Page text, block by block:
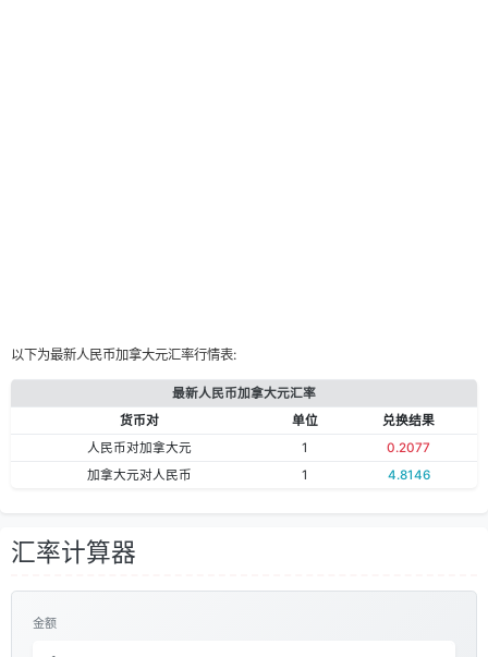
以下为最新人民币加拿大元汇率行情表:
最新人民币加拿大元汇率
货币对
单位
兑换结果
人民币对加拿大元
1
0.2077
加拿大元对人民币
1 4.8146
汇率计算器
金额